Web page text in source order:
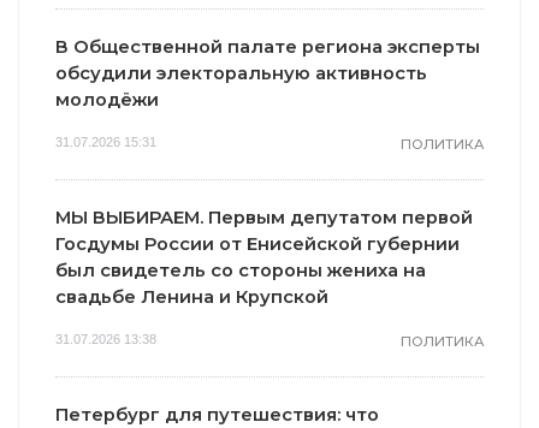
В Общественной палате региона эксперты
обсудили электоральную активность
молодёжи
31.07.2026 15:31 ПОЛИТИКА
МЫ ВЫБИРАЕМ. Первым депутатом первой
Госдумы России от Енисейской губернии
был свидетель со стороны жениха на
свадьбе Ленина и Крупской
31.07.2026 13:38 ПОЛИТИКА
Петербург для путешествия: что